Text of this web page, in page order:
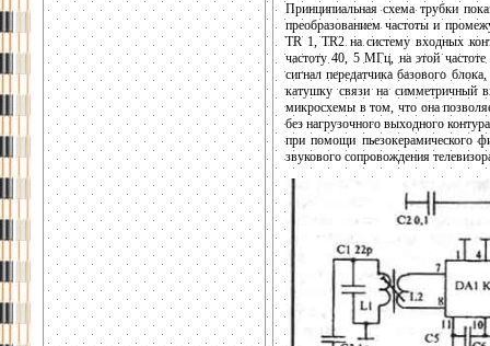
Принципиальная схема трубки
преобразованием частоты и
TR 1, TR2 на систему входных
частоту 40, 5 МГц, на этой
сигнал передатчика базового
катушку связи на симметричный
микросхемы в том, что она
без нагрузочного выходного
при помощи пьезокерамического
звукового сопровождения